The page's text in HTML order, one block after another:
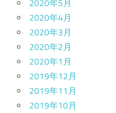
2020年5月
2020年4月
2020年3月
2020年2月
2020年1月
2019年12月
2019年11月
2019年10月